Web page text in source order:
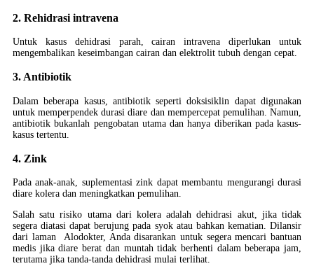
2. Rehidrasi intravena
Untuk kasus dehidrasi parah, cairan intravena diperlukan untuk
mengembalikan keseimbangan cairan dan elektrolit tubuh dengan cepat.
3. Antibiotik
Dalam beberapa kasus, antibiotik seperti doksisiklin dapat digunakan
untuk memperpendek durasi diare dan mempercepat pemulihan. Namun,
antibiotik bukanlah pengobatan utama dan hanya diberikan pada kasus-
kasus tertentu.
4. Zink
Pada anak-anak, suplementasi zink dapat membantu mengurangi durasi
diare kolera dan meningkatkan pemulihan.
Salah satu risiko utama dari kolera adalah dehidrasi akut, jika tidak
segera diatasi dapat berujung pada syok atau bahkan kematian. Dilansir
dari laman Alodokter, Anda disarankan untuk segera mencari bantuan
medis jika diare berat dan muntah tidak berhenti dalam beberapa jam,
terutama jika tanda-tanda dehidrasi mulai terlihat.